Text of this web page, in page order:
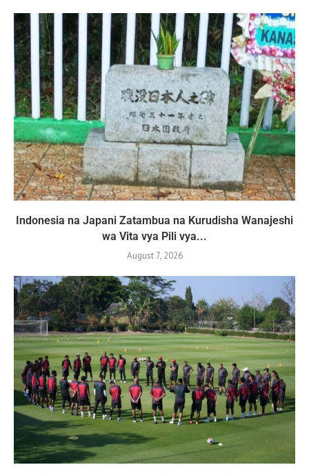
Indonesia na Japani Zatambua na Kurudisha Wanajeshi
wa Vita vya Pili vya...
August 7, 2026